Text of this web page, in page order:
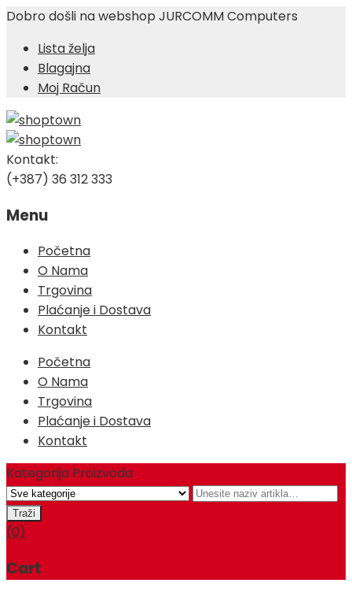
Dobro došli na webshop JURCOMM Computers
Lista želja
Blagajna
Moj Račun
Kontakt:
(+387) 36 312 333
Menu
Skip
content
Početna
O Nama
Trgovina
Plaćanje i Dostava
Kontakt
Početna
O Nama
Trgovina
Plaćanje i Dostava
Kontakt
Kategorija Proizvoda
(0)
Cart